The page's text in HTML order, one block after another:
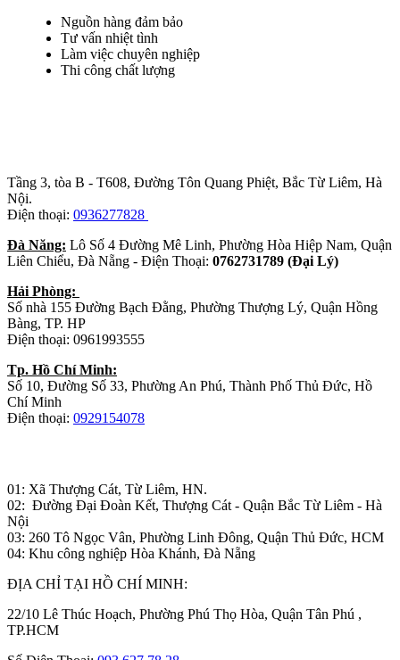
Nguồn hàng đảm bảo
Tư vấn nhiệt tình
Làm việc chuyên nghiệp
Thi công chất lượng
Tầng 3, tòa B - T608, Đường Tôn Quang Phiệt, Bắc Từ Liêm, Hà
Nội.
Điện thoại: 0936277828
Đà Năng: Lô Số 4 Đường Mê Linh, Phường Hòa Hiệp Nam, Quận
Liên Chiểu, Đà Nẵng - Điện Thoại: 0762731789 (Đại Lý)
Hải Phòng:
Số nhà 155 Đường Bạch Đằng, Phường Thượng Lý, Quận Hồng
Bàng, TP. HP
Điện thoại: 0961993555
Tp. Hồ Chí Minh:
Số 10, Đường Số 33, Phường An Phú, Thành Phố Thủ Đức, Hồ
Chí Minh
Điện thoại: 0929154078
01: Xã Thượng Cát, Từ Liêm, HN.
02: Đường Đại Đoàn Kết, Thượng Cát - Quận Bắc Từ Liêm - Hà
Nội
03: 260 Tô Ngọc Vân, Phường Linh Đông, Quận Thủ Đức, HCM
04: Khu công nghiệp Hòa Khánh, Đà Nẵng
ĐỊA CHỈ TẠI HỒ CHÍ MINH:
22/10 Lê Thúc Hoạch, Phường Phú Thọ Hòa, Quận Tân Phú ,
TP.HCM